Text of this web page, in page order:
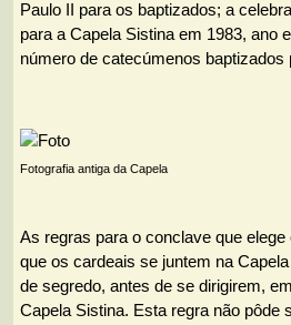
Paulo II para os baptizados; a
para a Capela Sistina em 1983, ano
número de catecúmenos baptizados
Fotografia antiga da Capela
As regras para o conclave que
que os cardeais se juntem na
de segredo, antes de se dirigirem,
Capela Sistina. Esta regra não pôde